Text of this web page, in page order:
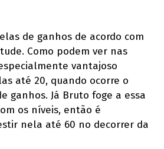
de ganhos de acordo com
Como podem ver nas
vantajoso
até 20, quando ocorre o
ganhos. Já Bruto foge a essa
os níveis, então é
nela até 60 no decorrer da